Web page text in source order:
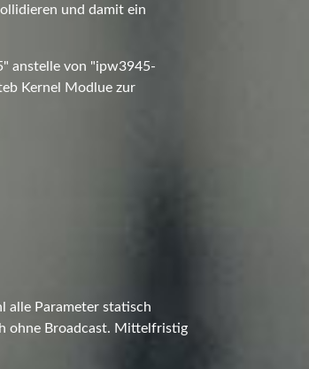
und damit ein
anstelle von "ipw3945-
Kernel Modlue zur
alle Parameter statisch
ohne Broadcast. Mittelfristig